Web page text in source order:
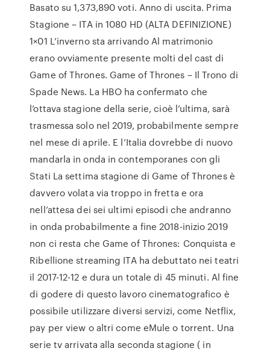
Basato su 1,373,890 voti. Anno di uscita. Prima
Stagione – ITA in 1080 HD (ALTA DEFINIZIONE)
1×01 L’inverno sta arrivando Al matrimonio
erano ovviamente presente molti del cast di
Game of Thrones. Game of Thrones – Il Trono di
Spade News. La HBO ha confermato che
l’ottava stagione della serie, cioè l’ultima, sarà
trasmessa solo nel 2019, probabilmente sempre
nel mese di aprile. E l’Italia dovrebbe di nuovo
mandarla in onda in contemporanes con gli
Stati La settima stagione di Game of Thrones è
davvero volata via troppo in fretta e ora
nell’attesa dei sei ultimi episodi che andranno
in onda probabilmente a fine 2018-inizio 2019
non ci resta che Game of Thrones: Conquista e
Ribellione streaming ITA ha debuttato nei teatri
il 2017-12-12 e dura un totale di 45 minuti. Al fine
di godere di questo lavoro cinematografico è
possibile utilizzare diversi servizi, come Netflix,
pay per view o altri come eMule o torrent. Una
serie tv arrivata alla seconda stagione ( in